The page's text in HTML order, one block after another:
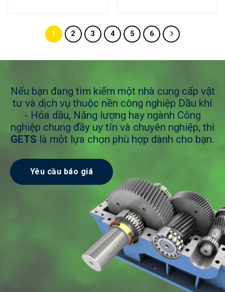
1 2 3 4 5 6
Nếu bạn đang tìm kiếm một nhà cung cấp vật
tư và dịch vụ thuộc nền công nghiệp Dầu khí
- Hóa dầu, Năng lượng hay ngành Công
nghiệp chung đầy uy tín và chuyên nghiệp, thì
GETS là một lựa chọn phù hợp dành cho bạn.
Yêu cầu báo giá